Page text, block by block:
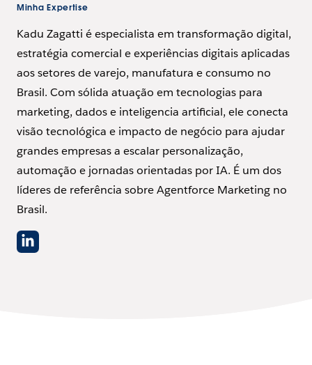
Minha Expertise
Kadu Zagatti é especialista em transformação digital,
estratégia comercial e experiências digitais aplicadas
aos setores de varejo, manufatura e consumo no
Brasil. Com sólida atuação em tecnologias para
marketing, dados e inteligencia artificial, ele conecta
visão tecnológica e impacto de negócio para ajudar
grandes empresas a escalar personalização,
automação e jornadas orientadas por IA. É um dos
líderes de referência sobre Agentforce Marketing no
Brasil.